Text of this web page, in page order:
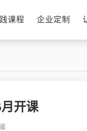
课程 企业定制
开课